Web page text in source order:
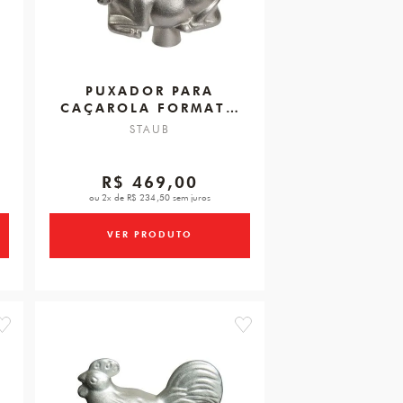
PUXADOR PARA
CAÇAROLA FORMATO
VACA
STAUB
R$ 469,00
ou 2x de R$ 234,50 sem juros
VER PRODUTO
favorite favorite